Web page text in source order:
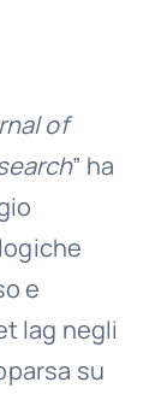
of
” ha
e
lag negli
su